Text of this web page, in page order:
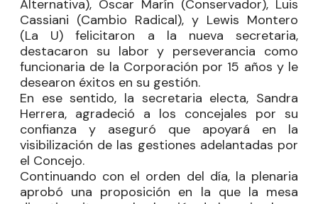
Alternativa), Óscar Marín (Conservador), Luis
Cassiani (Cambio Radical), y Lewis Montero
(La U) felicitaron a la nueva secretaria,
destacaron su labor y perseverancia como
funcionaria de la Corporación por 15 años y le
desearon éxitos en su gestión.
En ese sentido, la secretaria electa, Sandra
Herrera, agradeció a los concejales por su
confianza y aseguró que apoyará en la
visibilización de las gestiones adelantadas por
el Concejo.
Continuando con el orden del día, la plenaria
aprobó una proposición en la que la mesa